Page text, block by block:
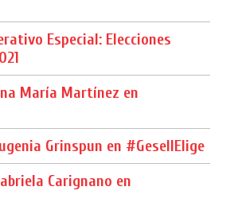
Especial: Elecciones
María Martínez en
Grinspun en #GesellElige
Carignano en